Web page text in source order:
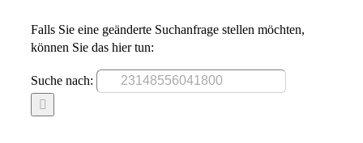
Falls Sie eine geänderte Suchanfrage stellen möchten,
können Sie das hier tun:
Suche nach: